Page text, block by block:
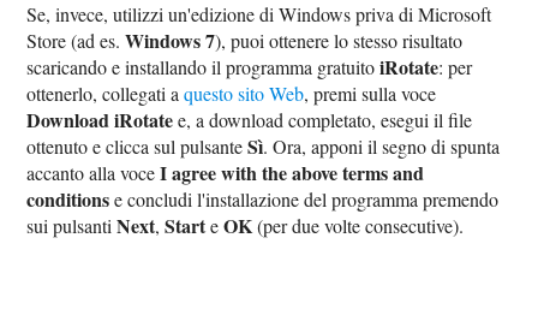
Se, invece, utilizzi un'edizione di Windows priva di Microsoft
Store (ad es.Windows 7), puoi ottenere lo stesso risultato
scaricando e installando il programma gratuitoiRotate: per
ottenerlo, collegati aquesto sito Web, premi sulla voce
Download iRotatee, a download completato, esegui il file
ottenuto e clicca sul pulsanteSì. Ora, apponi il segno di spunta
accanto alla voceI agree with the above terms and
conditionse concludi l'installazione del programma premendo
sui pulsantiNext,StarteOK(per due volte consecutive).